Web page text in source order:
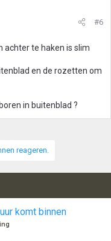
#6
achter te haken is slim
en de rozetten om
in buitenblad ?
reageren.
komt binnen